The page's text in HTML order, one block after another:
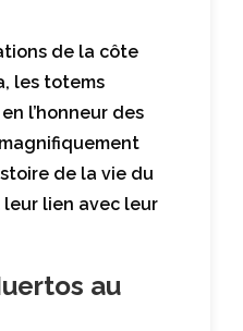
de la côte
les totems
l’honneur des
de la vie du
lien avec leur
au